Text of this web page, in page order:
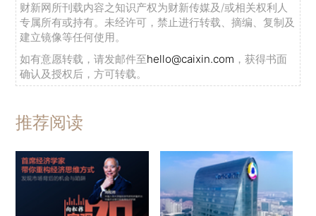
财新网所刊载内容之知识产权为财新传媒及/或相关权利人
专属所有或持有。未经许可，禁止进行转载、摘编、复制及
建立镜像等任何使用。
如有意愿转载，请发邮件至hello@caixin.com ，获得书面
确认及授权后，方可转载。
推荐阅读